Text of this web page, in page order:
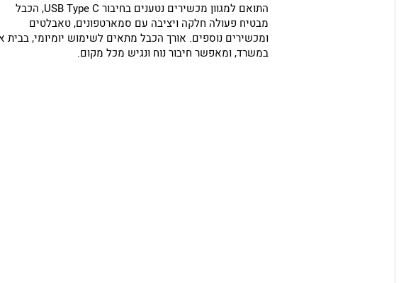
התואם למגוון מכשירים נטענים בחיבור USB Type C, הכבל
מבטיח פעולה חלקה ויציבה עם סמארטפונים, טאבלטים
ומכשירים נוספים. אורך הכבל מתאים לשימוש יומיומי, בבית
במשרד, ומאפשר חיבור נוח ונגיש מכל מקום.